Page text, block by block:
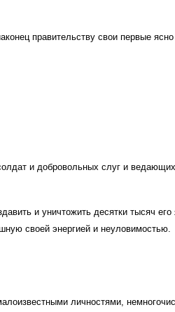
правительству свои первые
и добровольных слуг и
и уничтожить десятки тысяч
своей энергией и неуловимостью.
личностями,